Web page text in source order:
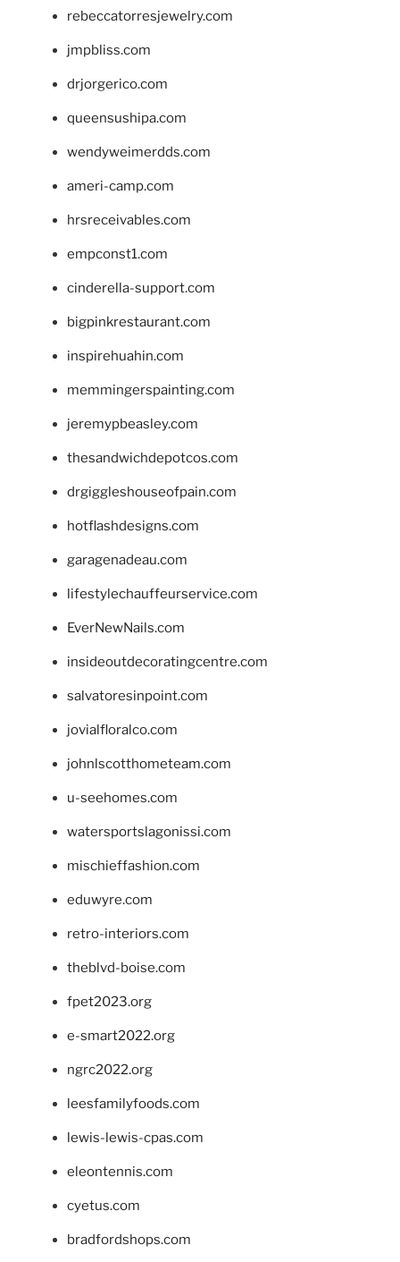
rebeccatorresjewelry.com
jmpbliss.com
drjorgerico.com
queensushipa.com
wendyweimerdds.com
ameri-camp.com
hrsreceivables.com
empconst1.com
cinderella-support.com
bigpinkrestaurant.com
inspirehuahin.com
memmingerspainting.com
jeremypbeasley.com
thesandwichdepotcos.com
drgiggleshouseofpain.com
hotflashdesigns.com
garagenadeau.com
lifestylechauffeurservice.com
EverNewNails.com
insideoutdecoratingcentre.com
salvatoresinpoint.com
jovialfloralco.com
johnlscotthometeam.com
u-seehomes.com
watersportslagonissi.com
mischieffashion.com
eduwyre.com
retro-interiors.com
theblvd-boise.com
fpet2023.org
e-smart2022.org
ngrc2022.org
leesfamilyfoods.com
lewis-lewis-cpas.com
eleontennis.com
cyetus.com
bradfordshops.com